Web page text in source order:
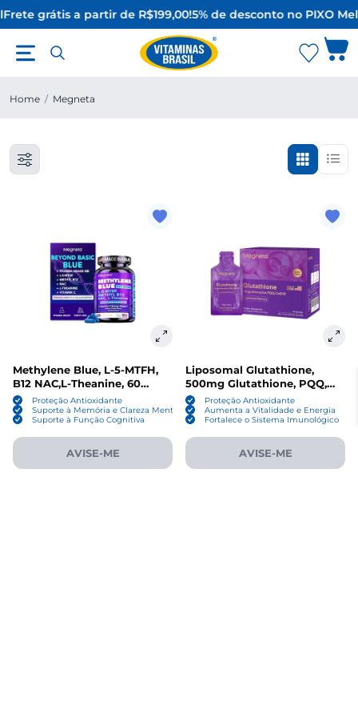
Frete grátis a partir de R$199,00!5% de desconto no PIXO
Home / Megneta
Methylene Blue, L-5-MTFH,
B12 NAC,L-Theanine, 60
Cápsulas, Megneta
Proteção Antioxidante
Suporte à Memória e Clareza Mental
Suporte à Função Cognitiva
AVISE-ME
Liposomal Glutathione,
500mg Glutathione, PQQ,
CoQ10, Vitamin C, Grape
Flavor, 30 Sachês, Megneta
Proteção Antioxidante
Aumenta a Vitalidade e Energia
Fortalece o Sistema Imunológico
AVISE-ME